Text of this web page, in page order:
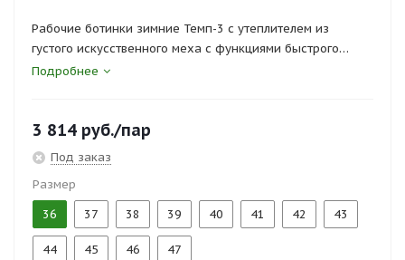
Рабочие ботинки зимние Темп-3 с утеплителем из
густого искусственного меха с функциями быстрого
удаления влаги. Комфортная и удобная модель с
Металлический подносок, антипрокольная стелька.
Температурный режим эксплуатации от -35 до +175 гр.С.
Сертификаты и госты:
ТР ТС 019/2011, ГОСТ 12.4.137-84
Подробнее
3 814 руб./пар
Под заказ
Размер
36
37 38 39 40 41 42 43
44 45 46 47